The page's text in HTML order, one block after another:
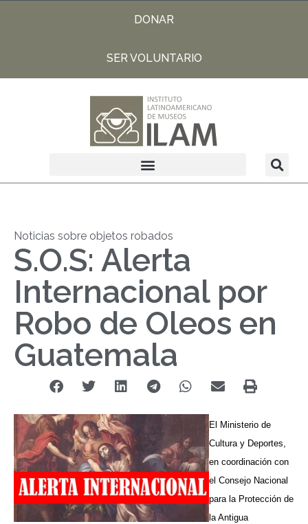
DONAR
SER VOLUNTARIO
Noticias sobre objetos robados
S.O.S: Alerta
Internacional por
Robo de Oleos en
Guatemala
El Ministerio de
Cultura y Deportes,
en coordinación con
el Consejo Nacional
para la Protección de
la Antigua